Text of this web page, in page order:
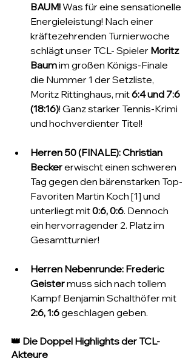
BAUM! Was für eine sensationelle
Energieleistung! Nach einer
kräftezehrenden Turnierwoche
schlägt unser TCL- Spieler Moritz
Baum im großen Königs-Finale
die Nummer 1 der Setzliste,
Moritz Rittinghaus, mit 6:4 und 7:6
(18:16)! Ganz starker Tennis-Krimi
und hochverdienter Titel!
Herren 50 (FINALE):Christian
Becker erwischt einen schweren
Tag gegen den bärenstarken Top-
Favoriten Martin Koch [1] und
unterliegt mit 0:6, 0:6. Dennoch
ein hervorragender 2. Platz im
Gesamtturnier!
Herren Nebenrunde: Frederic
Geister muss sich nach tollem
Kampf Benjamin Schalthöfer mit
2:6, 1:6 geschlagen geben.
👑 Die Doppel Highlights der TCL-
Akteure